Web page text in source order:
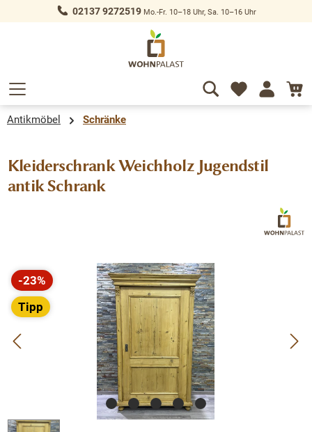
springen 02137 9272519Mo.-Fr. 10–18 Uhr, Sa. 10–16 Uhr
Antikmöbel Schränke
Kleiderschrank Weichholz Jugendstil
antik Schrank
Bildergalerie überspringen
-23%
Rabatt
Tipp